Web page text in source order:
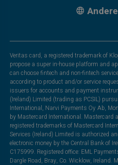
Veritas card, a registered trademark of
propose a super in-house platform and
can choose fintech and non-fintech
according to product and/or service
issuers for accounts and payment
(Ireland) Limited (trading as PCSIL)
International, Narvi Payments Oy Ab,
by Mastercard International. Mastercard
registered trademarks of Mastercard
Services (Ireland) Limited is authorized
electronic money by the Central Bank of
C175999. Registered office: EML
Dargle Road, Bray, Co. Wicklow, Ireland.